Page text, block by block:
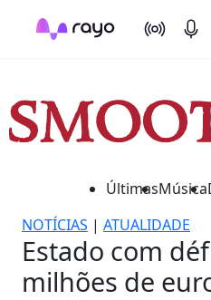
On Air
ÚltimasMúsica
NOTÍCIAS | ATUALIDADE
Estado com
milhões de